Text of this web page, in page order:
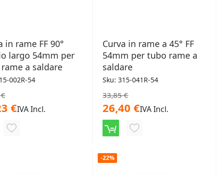
in rame FF 90°
largo 54mm per
a saldare
002R-54
€IVA Incl.
AGGIUNGI
Curva in rame a 45° FF
54mm per tubo rame a
saldare
Sku: 315-041R-54
33,85 €
26,40 €IVA Incl.
AGGIUNGI
-22%